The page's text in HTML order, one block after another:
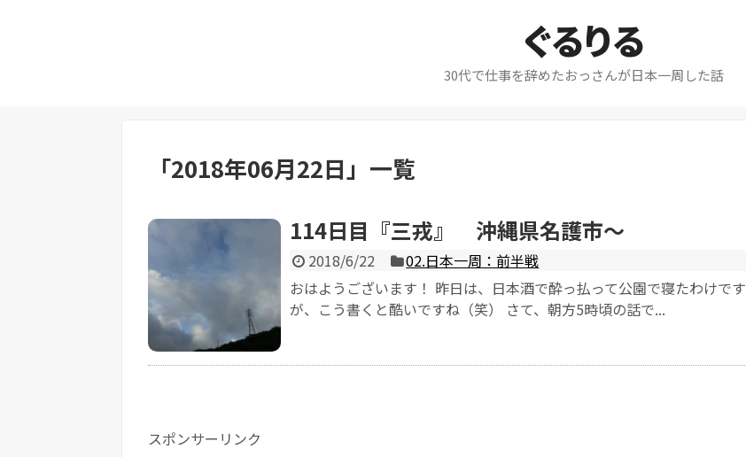
ぐるりる
30代で仕事を辞めたおっさんが日本一周した話
「2018年06月22日」 一覧
114日目『三戎』 沖縄県名護市～
2018/6/22
02.日本一周：前半戦
おはようございます！ 昨日は、日本酒で酔っ払って公園で寝たわけです
が、こう書くと酷いですね（笑） さて、朝方5時頃の話で...
スポンサーリンク